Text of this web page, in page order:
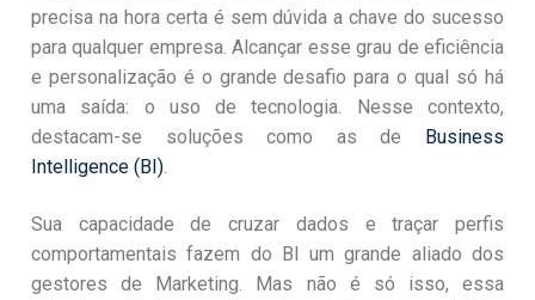
precisa na hora certa é sem dúvida a chave do sucesso
para qualquer empresa. Alcançar esse grau de eficiência
e personalização é o grande desafio para o qual só há
uma saída: o uso de tecnologia. Nesse contexto,
destacam-se soluções como as de
Business
Intelligence (BI).
Sua capacidade de cruzar dados e traçar perfis
comportamentais fazem do BI um grande aliado dos
gestores de Marketing. Mas não é só isso, essa